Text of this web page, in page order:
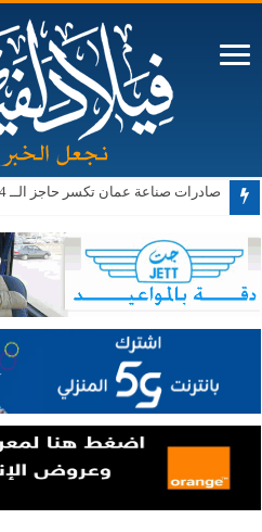
صادرات صناعة عمان تكسر حاجز الــ 4 مليارات دينار في 7 أشهر بالعام الحالي